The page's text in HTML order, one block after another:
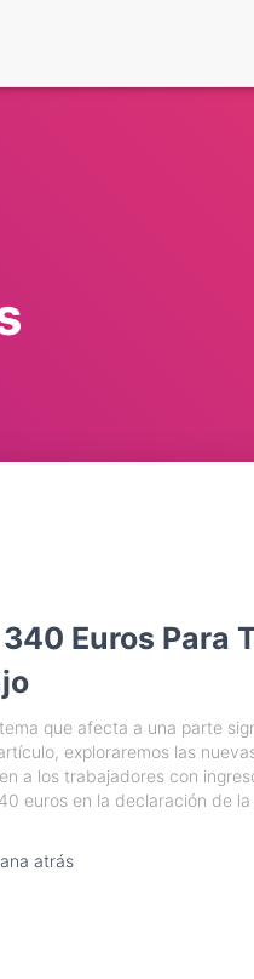
Euros Para
que afecta a una parte
exploraremos las
a los trabajadores con
euros en la declaración de
atrás